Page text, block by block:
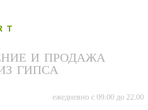
T
И ПРОДАЖА
ГИПСА
ежедневно с 09.00 до 22.00